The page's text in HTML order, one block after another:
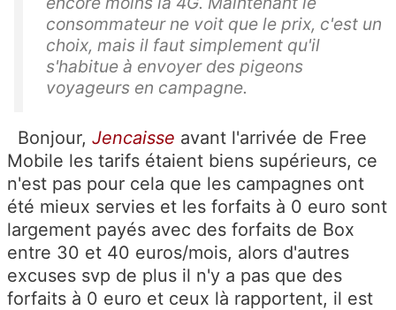
consommateur ne voit que le prix, c'est un
choix, mais il faut simplement qu'il
s'habitue à envoyer des pigeons
voyageurs en campagne.
Bonjour, Jencaisse avant l'arrivée de Free
Mobile les tarifs étaient biens supérieurs, ce
n'est pas pour cela que les campagnes ont
été mieux servies et les forfaits à 0 euro sont
largement payés avec des forfaits de Box
entre 30 et 40 euros/mois, alors d'autres
excuses svp de plus il n'y a pas que des
forfaits à 0 euro et ceux là rapportent, il est